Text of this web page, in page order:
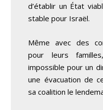
d’établir un État
stable pour Israël.
Même avec des
pour leurs
impossible pour un
une évacuation de
sa coalition le